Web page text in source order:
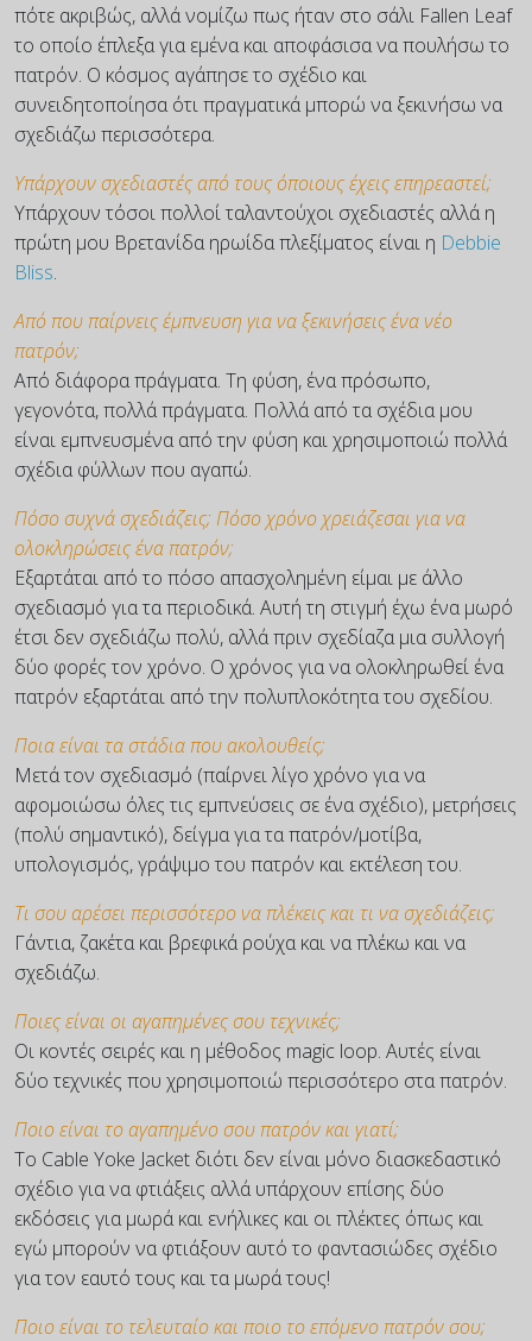
πότε ακριβώς, αλλά νομίζω πως ήταν στο σάλι Fallen Leaf
το οποίο έπλεξα για εμένα και αποφάσισα να πουλήσω το
πατρόν. Ο κόσμος αγάπησε το σχέδιο και
συνειδητοποίησα ότι πραγματικά μπορώ να ξεκινήσω να
σχεδιάζω περισσότερα.
Υπάρχουν σχεδιαστές από τους όποιους έχεις επηρεαστεί;
Υπάρχουν τόσοι πολλοί ταλαντούχοι σχεδιαστές αλλά η
πρώτη μου Βρετανίδα ηρωίδα πλεξίματος είναι η Debbie
Bliss.
Από που παίρνεις έμπνευση για να ξεκινήσεις ένα νέο
πατρόν;
Από διάφορα πράγματα. Τη φύση, ένα πρόσωπο,
γεγονότα, πολλά πράγματα. Πολλά από τα σχέδια μου
είναι εμπνευσμένα από την φύση και χρησιμοποιώ πολλά
σχέδια φύλλων που αγαπώ.
Πόσο συχνά σχεδιάζεις; Πόσο χρόνο χρειάζεσαι για να
ολοκληρώσεις ένα πατρόν;
Εξαρτάται από το πόσο απασχολημένη είμαι με άλλο
σχεδιασμό για τα περιοδικά. Αυτή τη στιγμή έχω ένα μωρό
έτσι δεν σχεδιάζω πολύ, αλλά πριν σχεδίαζα μια συλλογή
δύο φορές τον χρόνο. Ο χρόνος για να ολοκληρωθεί ένα
πατρόν εξαρτάται από την πολυπλοκότητα του σχεδίου.
Ποια είναι τα στάδια που ακολουθείς;
Μετά τον σχεδιασμό (παίρνει λίγο χρόνο για να
αφομοιώσω όλες τις εμπνεύσεις σε ένα σχέδιο), μετρήσεις
(πολύ σημαντικό), δείγμα για τα πατρόν/μοτίβα,
υπολογισμός, γράψιμο του πατρόν και εκτέλεση του.
Τι σου αρέσει περισσότερο να πλέκεις και τι να σχεδιάζεις;
Γάντια, ζακέτα και βρεφικά ρούχα και να πλέκω και να
σχεδιάζω.
Ποιες είναι οι αγαπημένες σου τεχνικές;
Οι κοντές σειρές και η μέθοδος magic loop. Αυτές είναι
δύο τεχνικές που χρησιμοποιώ περισσότερο στα πατρόν.
Ποιο είναι το αγαπημένο σου πατρόν και γιατί;
Το Cable Yoke Jacket διότι δεν είναι μόνο διασκεδαστικό
σχέδιο για να φτιάξεις αλλά υπάρχουν επίσης δύο
εκδόσεις για μωρά και ενήλικες και οι πλέκτες όπως και
εγώ μπορούν να φτιάξουν αυτό το φαντασιώδες σχέδιο
για τον εαυτό τους και τα μωρά τους!
Ποιο είναι το τελευταίο και ποιο το επόμενο πατρόν σου;